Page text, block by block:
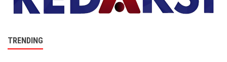
TRENDING